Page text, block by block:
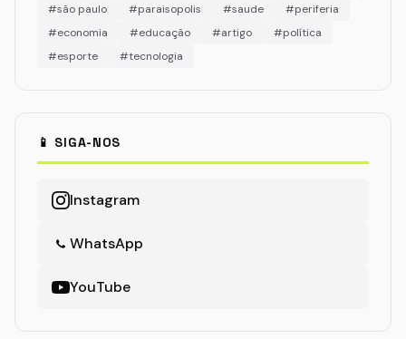
#são paulo
#paraisopolis #saude
#periferia
#economia
#educação #artigo
#política
#esporte
#tecnologia
📱 SIGA-NOS
Instagram
WhatsApp
YouTube